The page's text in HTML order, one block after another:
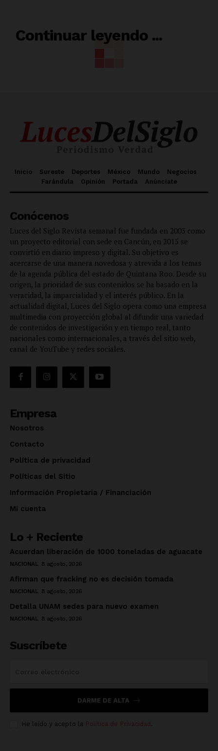
Continuar leyendo ...
RELACIONADO
Inicio Sureste Deportes México Mundo
Negocios
Farándula
Opinión Portada Anúnciate
Conócenos
Luces del Siglo Revista semanal fue fundada en 2003 como
un proyecto editorial con sede en Cancún, en 2015 se
convirtió en diario impreso y digital. Su objetivo es
acercarse de una manera novedosa y atrevida a los temas
de la agenda pública del estado de Quintana Roo. Desde su
origen, la prioridad de sus contenidos se ha basado en la
veracidad, la imparcialidad y el interés público. En la
actualidad digital, Luces del Siglo opera como una empresa
multimedia con proyección global al difundir una variedad
de contenidos de investigación y en tiempo real, tanto
nacionales como internacionales, a través del sitio web,
canal de YouTube y redes sociales.
Empresa
Nosotros
Contacto
Política de privacidad
Políticas del Sitio
Información Propietaria / Financiación
Mi cuenta
Lo + Reciente
Acuerdan liberación de 1000 toneladas de aguacate
NACIONAL 8 agosto, 2026
Afirman que fracking no es decisión tomada
NACIONAL 8 agosto, 2026
Detalla UNAM sedes para nuevo examen
NACIONAL 8 agosto, 2026
Suscríbete
DARME DE ALTA
He leído y acepto la Política de Privacidad